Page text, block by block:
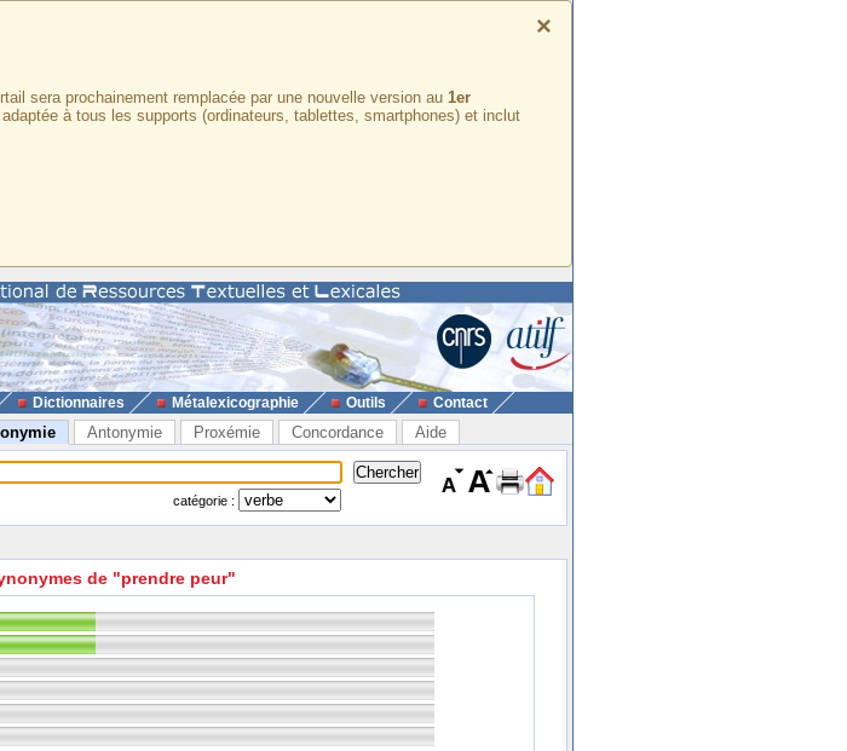
×
sera prochainement remplacée par une nouvelle version au 1er
à tous les supports (ordinateurs, tablettes, smartphones) et inclut
Dictionnaires Métalexicographie Outils Contact
Antonymie Proxémie Concordance Aide
catégorie :
de "prendre peur"